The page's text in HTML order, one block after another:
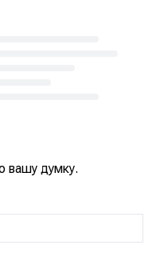
вашу думку.